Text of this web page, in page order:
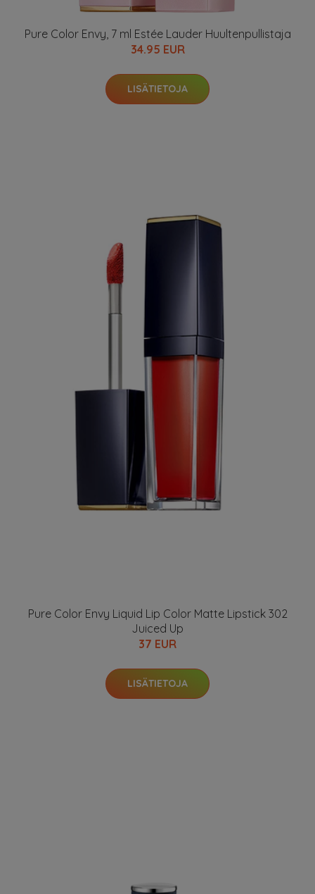
Pure Color Envy, 7 ml Estée Lauder Huultenpullistaja
34.95 EUR
LISÄTIETOJA
Pure Color Envy Liquid Lip Color Matte Lipstick 302
Juiced Up
37 EUR
LISÄTIETOJA